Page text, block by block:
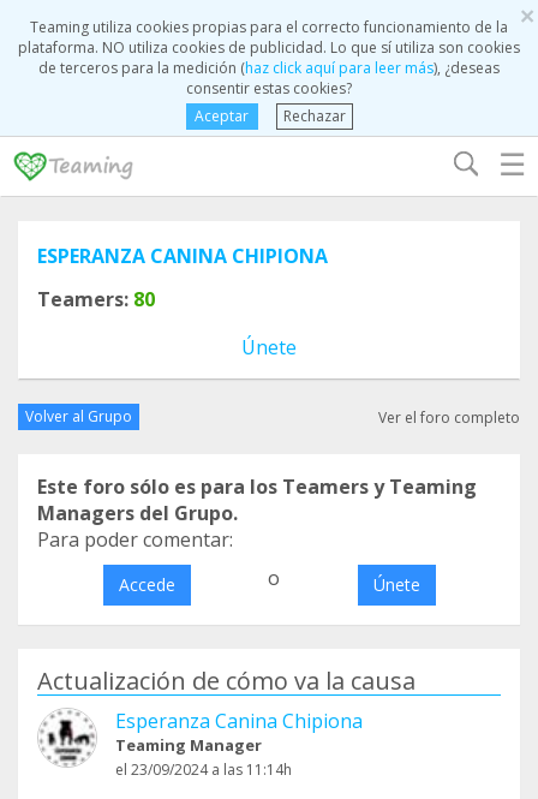
×
Teaming utiliza cookies propias para el correcto funcionamiento de la
plataforma. NO utiliza cookies de publicidad. Lo que sí utiliza son cookies
de terceros para la medición (haz click aquí para leer más), ¿deseas
consentir estas cookies?
Aceptar
Rechazar
☰
ESPERANZA CANINA CHIPIONA
Teamers: 80
Únete
Volver al Grupo Ver el foro completo
Este foro sólo es para los Teamers y Teaming
Managers del Grupo.
Para poder comentar:
Accede o Únete
Actualización de cómo va la causa
Esperanza Canina Chipiona
Teaming Manager
el 23/09/2024 a las 11:14h